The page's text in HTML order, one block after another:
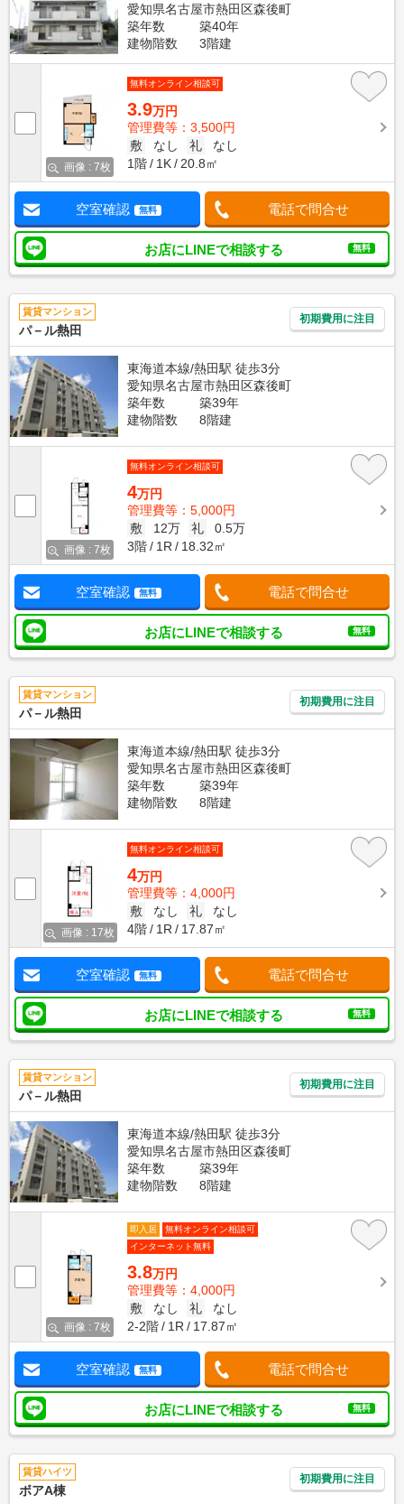
愛知県名古屋市熱田区森後町
築年数
築40年
建物階数
3階建
画像 : 7枚
無料オンライン相談可
3.9万円
管理費等：3,500円
敷
なし 礼
なし
1階
1K 20.8㎡
空室確認 無料 電話で問合せ
お店にLINEで相談する 無料
賃貸マンション
パ－ル熱田
初期費用に注目
東海道本線/熱田駅 徒歩3分
愛知県名古屋市熱田区森後町
築年数
築39年
建物階数
8階建
画像 : 7枚
無料オンライン相談可
4万円
管理費等：5,000円
敷
12万 礼
0.5万
3階
1R 18.32㎡
空室確認 無料 電話で問合せ
お店にLINEで相談する 無料
賃貸マンション
パ－ル熱田
初期費用に注目
東海道本線/熱田駅 徒歩3分
愛知県名古屋市熱田区森後町
築年数
築39年
建物階数
8階建
画像 : 17枚
無料オンライン相談可
4万円
管理費等：4,000円
敷
なし 礼
なし
4階
1R 17.87㎡
空室確認 無料 電話で問合せ
お店にLINEで相談する 無料
賃貸マンション
パ－ル熱田
初期費用に注目
東海道本線/熱田駅 徒歩3分
愛知県名古屋市熱田区森後町
築年数
築39年
建物階数
8階建
画像 : 7枚
即入居
無料オンライン相談可
インターネット無料
3.8万円
管理費等：4,000円
敷
なし 礼
なし
2-2階
1R 17.87㎡
空室確認 無料 電話で問合せ
お店にLINEで相談する 無料
賃貸ハイツ
ボアA棟
初期費用に注目